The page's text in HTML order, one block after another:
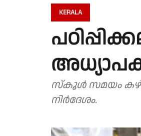
KERALA
സ്കൂൾ സമയം
നിർദേശം.